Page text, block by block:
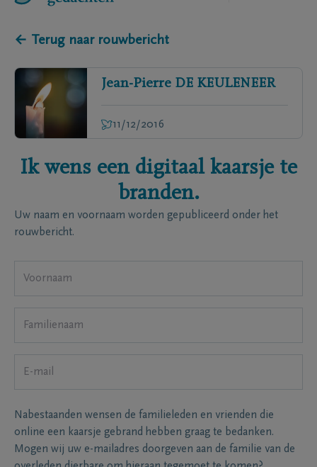
← Terug naar rouwbericht
Jean-Pierre DE KEULENEER
11/12/2016
Ik wens een digitaal kaarsje te
branden.
Uw naam en voornaam worden gepubliceerd onder het
rouwbericht.
Nabestaanden wensen de familieleden en vrienden die
online een kaarsje gebrand hebben graag te bedanken.
Mogen wij uw e-mailadres doorgeven aan de familie van de